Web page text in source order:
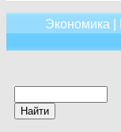
Экономика